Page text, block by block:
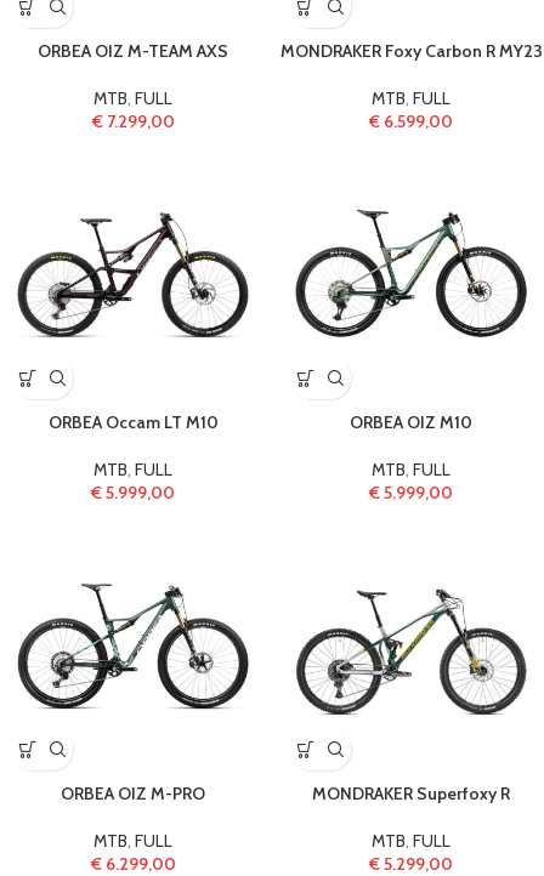
ORBEA OIZ M-TEAM AXS
MTB, FULL
€7.299,00
MONDRAKER Foxy Carbon R MY23
MTB, FULL
€ 6.599,00
ORBEA Occam LT M10
MTB, FULL
€5.999,00
ORBEA OIZ M10
MTB, FULL
€5.999,00
ORBEA OIZ M-PRO
MTB, FULL
€6.299,00
MONDRAKER Superfoxy R
MTB, FULL
€5.299,00